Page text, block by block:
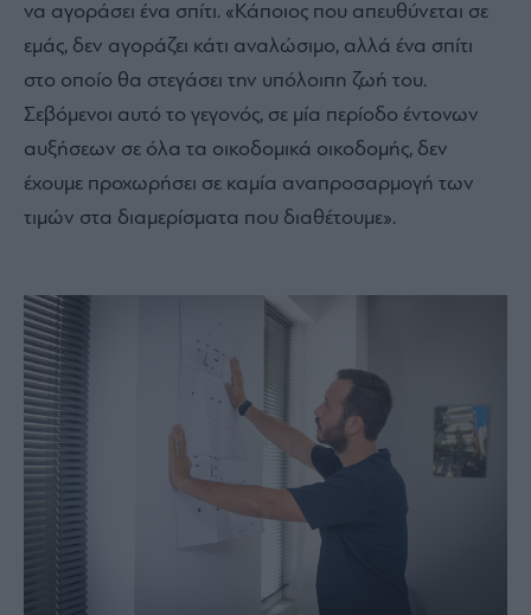
να αγοράσει ένα σπίτι. «Κάποιος που απευθύνεται σε
εμάς, δεν αγοράζει κάτι αναλώσιμο, αλλά ένα σπίτι
στο οποίο θα στεγάσει την υπόλοιπη ζωή του.
Σεβόμενοι αυτό το γεγονός, σε μία περίοδο έντονων
αυξήσεων σε όλα τα οικοδομικά οικοδομής, δεν
έχουμε προχωρήσει σε καμία αναπροσαρμογή των
τιμών στα διαμερίσματα που διαθέτουμε».